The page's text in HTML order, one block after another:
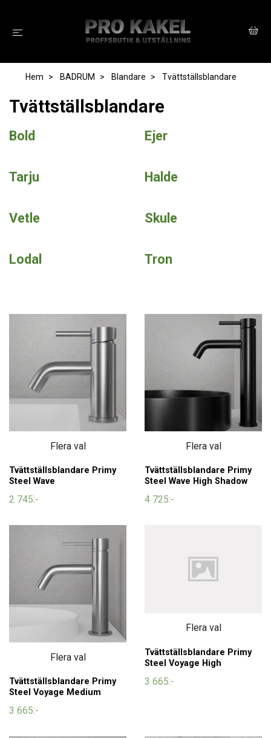
Hem BADRUM Blandare Tvättställsblandare
Tvättställsblandare
Bold Ejer
Tarju Halde
Vetle Skule
Lodal Tron
Flera val
Tvättställsblandare Primy
Steel Wave
2 745:-
Flera val
Tvättställsblandare Primy
Steel Wave High Shadow
4 725:-
Flera val
Tvättställsblandare Primy
Steel Voyage Medium
3 665:-
Flera val
Tvättställsblandare Primy
Steel Voyage High
3 665:-